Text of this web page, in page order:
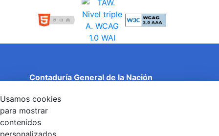
Contaduría General de la Nación
Entidad adscrita al Ministerio de Hacienda y Crédito
Público
Torre 1 (Aire) - Piso 15, Bogotá D.C., Colombia
Código Postal: 111071
Usamos cookies
para mostrar
contenidos
personalizados,